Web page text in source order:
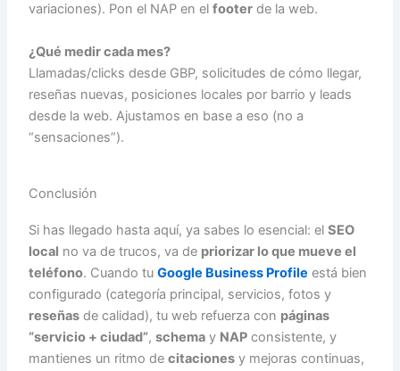
variaciones). Pon el NAP en elfooter de la web.
¿Qué medir cada mes?
Llamadas/clicks desde GBP, solicitudes de cómo llegar,
reseñas nuevas, posiciones locales por barrio y leads
desde la web. Ajustamos en base a eso (no a
“sensaciones”).
Conclusión
Si has llegado hasta aquí, ya sabes lo esencial: elSEO
local no va de trucos, va de priorizar lo que mueve el
teléfono. Cuando tuGoogle Business Profile está bien
configurado (categoría principal, servicios, fotos y
reseñas de calidad), tu web refuerza con páginas
“servicio + ciudad”,schema y NAP consistente, y
mantienes un ritmo decitaciones y mejoras continuas,